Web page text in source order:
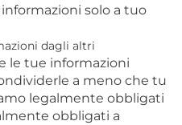
solo a tuo
dagli altri
le tue informazioni
a meno che tu
legalmente obbligati
obbligati a